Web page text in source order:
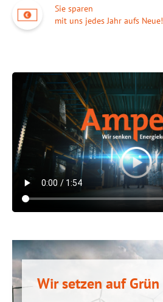
Sie sparen
mit uns jedes Jahr aufs Neue!
Wir setzen auf Grün